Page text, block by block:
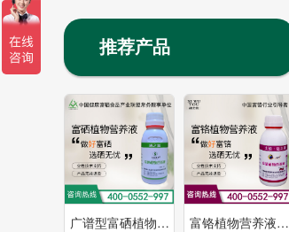
推荐产品
广谱型富硒植物… 富铬植物营养液…